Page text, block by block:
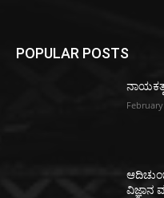
POPULAR POSTS
ವಿಜ್ಞಾನ